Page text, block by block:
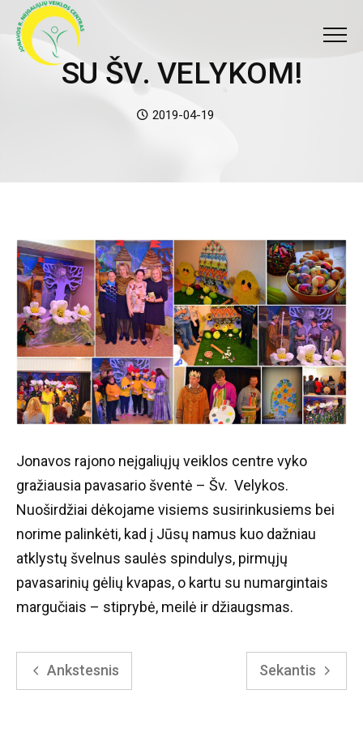
SU ŠV. VELYKOM!
SU ŠV. VELYKOM!
Date:
2019-04-19
Jonavos rajono neįgaliųjų veiklos centre vyko
gražiausia pavasario šventė – Šv. Velykos.
Nuoširdžiai dėkojame visiems susirinkusiems bei
norime palinkėti, kad į Jūsų namus kuo dažniau
atklystų švelnus saulės spindulys, pirmųjų
pavasarinių gėlių kvapas, o kartu su numargintais
margučiais – stiprybė, meilė ir džiaugsmas.
Ankstesnis Sekantis